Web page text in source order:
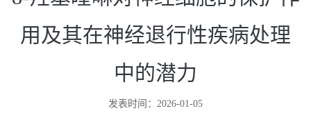
用及其在神经退行性疾病处理
中的潜力
发表时间：2026-01-05